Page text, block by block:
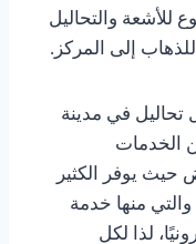
والتحاليل
إلى المركز.
في مدينة
الخدمات
حيث يوفر الكثير
منها خدمة
لذا لكل